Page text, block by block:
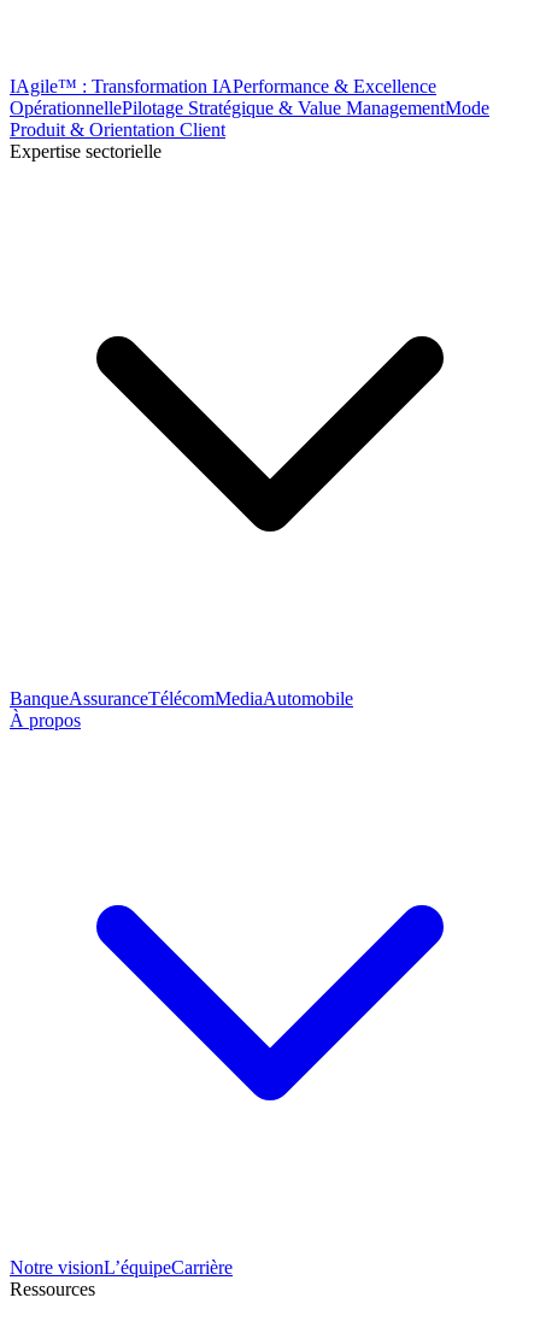
IAgile™ : Transformation IAPerformance & Excellence
OpérationnellePilotage Stratégique & Value ManagementMode
Produit & Orientation Client
Expertise sectorielle
BanqueAssuranceTélécomMediaAutomobile
À propos
Notre visionL’équipeCarrière
Ressources